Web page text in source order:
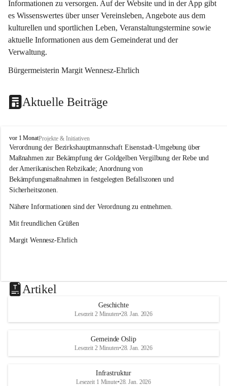
Informationen zu versorgen. Auf der Website und in der App gibt
es Wissenswertes über unser Vereinsleben, Angebote aus dem
kulturellen und sportlichen Leben, Veranstaltungstermine sowie
aktuelle Informationen aus dem Gemeinderat und der
Verwaltung.
Bürgermeisterin Margit Wennesz-Ehrlich
Aktuelle Beiträge
O
s
l
i
p
vor 1 MonatProjekte & Initiativen
Verordnung der Bezirkshauptmannschaft Eisenstadt-Umgebung über
Maßnahmen zur Bekämpfung der Goldgelben Vergilbung der Rebe und
der Amerikanischen Rebzikade; Anordnung von
Bekämpfungsmaßnahmen in festgelegten Befallszonen und
Sicherheitszonen.
Nähere Informationen sind der Verordnung zu entnehmen.
Mit freundlichen Grüßen
Margit Wennesz-Ehrlich
Artikel
Geschichte
Lesezeit 2 Minuten•28. Jan. 2026
Gemeinde Oslip
Lesezeit 2 Minuten•28. Jan. 2026
Infrastruktur
Lesezeit 1 Minute•28. Jan. 2026